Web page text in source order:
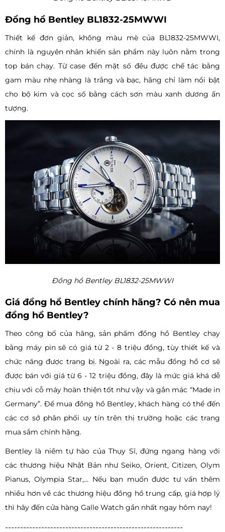
Đồng hồ Bentley BL1832-25MWWI
Thiết kế đơn giản, không màu mè của BL1832-25MWWI,
chính là nguyên nhân khiến sản phẩm này luôn nằm trong
top bán chạy. Từ case đến mặt số đều được chế tác bằng
gam màu nhẹ nhàng là trắng và bạc, hãng chỉ làm nổi bật
cho bộ kim và cọc số bằng cách sơn màu xanh dương ấn
tượng.
Đồng hồ Bentley BL1832-25MWWI
Giá đồng hồ Bentley chính hãng? Có nên mua
đồng hồ Bentley?
Theo công bố của hãng, sản phẩm đồng hồ Bentley chạy
bằng máy pin sẽ có giá từ 2 - 8 triệu đồng, tùy thiết kế và
chức năng được trang bị. Ngoài ra, các mẫu đồng hồ cơ sẽ
được bán với giá từ 6 - 12 triệu đồng, đây là mức giá khá dễ
chịu với cỗ máy hoàn thiện tốt như vậy và gắn mác “Made in
Germany”. Để mua đồng hồ Bentley, khách hàng có thể đến
các cơ sở phân phối uy tín trên thị trường hoặc các trang
mua sắm chính hãng.
Bentley là niềm tự hào của Thụy Sĩ, đứng ngang hàng với
các thương hiệu Nhật Bản như Seiko, Orient, Citizen, Olym
Pianus, Olympia Star,... Nếu bạn muốn được tư vấn thêm
nhiều hơn về các thương hiệu đồng hồ trung cấp, giá hợp lý
thì hãy đến cửa hàng Galle Watch gần nhất ngay hôm nay!
-----------------------------------------------------------